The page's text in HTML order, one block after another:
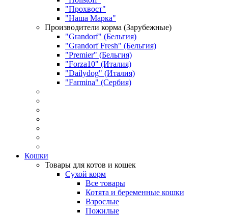
"Прохвост"
"Наша Марка"
Производители корма (Зарубежные)
"Grandorf" (Бельгия)
"Grandorf Fresh" (Бельгия)
"Premier" (Бельгия)
"Forza10" (Италия)
"Dailydog" (Италия)
"Farmina" (Сербия)
Кошки
Товары для котов и кошек
Сухой корм
Все товары
Котята и беременные кошки
Взрослые
Пожилые